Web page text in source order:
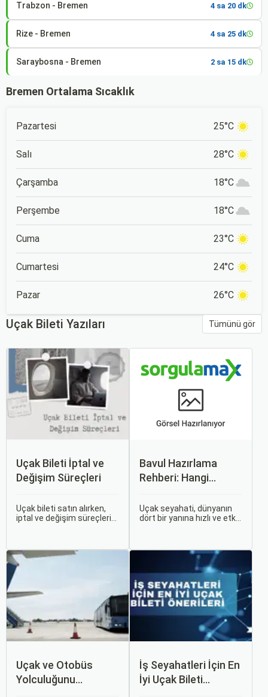
Trabzon - Bremen 4 sa 20 dk
Rize - Bremen 4 sa 25 dk
Saraybosna - Bremen 2 sa 15 dk
Bremen Ortalama Sıcaklık
Pazartesi 25°C
Salı 28°C
Çarşamba 18°C
Perşembe 18°C
Cuma 23°C
Cumartesi 24°C
Pazar 26°C
Uçak Bileti Yazıları Tümünü gör
Uçak Bileti İptal ve
Değişim Süreçleri
Uçak bileti satın alırken,
iptal ve değişim süreçlerini
büyük avantaj sağlar. Bu
makalede, uçak bileti iptal
durumlarda ücret iadesi
alabileceğiniz konularına
değineceğiz.
Bavul Hazırlama
Rehberi: Hangi
Alınmalı?
Uçak seyahati, dünyanın
dört bir yanına hızlı ve etkili
için bavul hazırlamak,
doğru yapılmazsa stresli
bir deneyim olabilir.
Uçak ve Otobüs
Yolculuğunu
İş Seyahatleri İçin En
İyi Uçak Bileti